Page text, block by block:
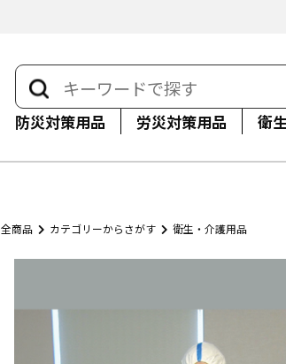
防災対策用品 労災対策用品 衛
全商品 カテゴリーからさがす 衛生・介護用品